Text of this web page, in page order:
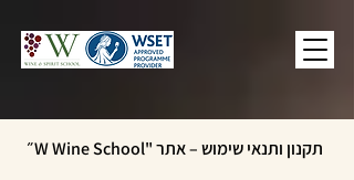
תקנון ותנאי שימוש – אתר "W Wine School״